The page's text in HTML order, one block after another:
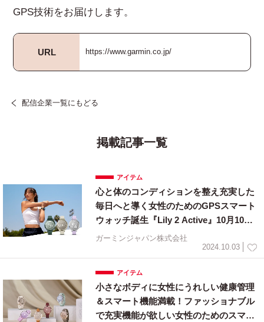
GPS技術をお届けします。
URL https://www.garmin.co.jp/
配信企業一覧にもどる
掲載記事一覧
アイテム
心と体のコンディションを整え充実した
毎日へと導く女性のためのGPSスマート
ウォッチ誕生『Lily 2 Active』10月10日
（木）に発売
ガーミンジャパン株式会社
2024.10.03
アイテム
小さなボディに女性にうれしい健康管理
＆スマート機能満載！ファッショナブル
で充実機能が欲しい女性のためのスマー